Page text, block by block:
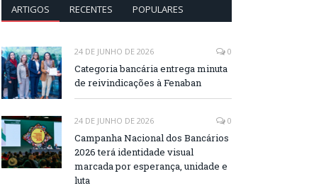
ARTIGOS RECENTES POPULARES
24 DE JUNHO DE 2026 0
Categoria bancária entrega minuta
de reivindicações à Fenaban
24 DE JUNHO DE 2026 0
Campanha Nacional dos Bancários
2026 terá identidade visual
marcada por esperança, unidade e
luta